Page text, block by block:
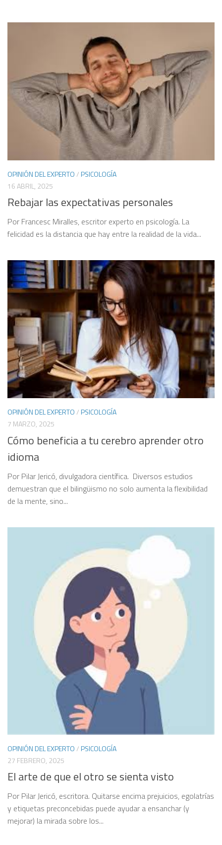
OPINIÓN DEL EXPERTO/PSICOLOGÍA
16 ABRIL, 2025
Rebajar las expectativas personales
Por Francesc Miralles, escritor experto en psicología. La
felicidad es la distancia que hay entre la realidad de la vida...
OPINIÓN DEL EXPERTO/PSICOLOGÍA
7 MARZO, 2025
Cómo beneficia a tu cerebro aprender otro
idioma
Por Pilar Jericó, divulgadora científica. Diversos estudios
demuestran que el bilingüismo no solo aumenta la flexibilidad
de la mente, sino...
OPINIÓN DEL EXPERTO/PSICOLOGÍA
27 FEBRERO, 2025
El arte de que el otro se sienta visto
Por Pilar Jericó, escritora. Quitarse encima prejuicios, egolatrías
y etiquetas preconcebidas puede ayudar a ensanchar (y
mejorar) la mirada sobre los...